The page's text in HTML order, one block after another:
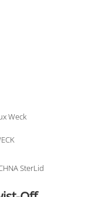
Weck
SterLid